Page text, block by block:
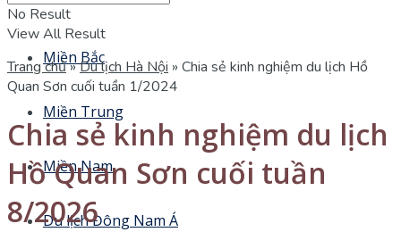
No Result
View All Result
Miền Bắc
Miền Trung
Miền Nam
Du lịch Đông Nam Á
Trang chủ»Du lịch Hà Nội » Chia sẻ kinh nghiệm du lịch Hồ
Quan Sơn cuối tuần 1/2024
Chia sẻ kinh nghiệm du lịch
Hồ Quan Sơn cuối tuần
8/2026